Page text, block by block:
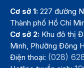
Cơ sở 1: 227 đường
Thành phố Hồ Chí
Cơ sở 2: Khu đô thị
Minh, Phường Đông
Điện thoại: (028)